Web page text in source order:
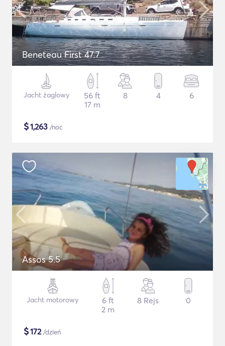
Beneteau First 47.7
Jacht żaglowy
56 ft
17 m
8 4 6
$1,263 /noc
Assos 5.5
Jacht motorowy
6 ft
2 m
8 Rejs 0
$172/dzień